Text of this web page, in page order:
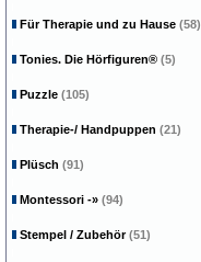
Für Therapie und zu Hause (58)
Tonies. Die Hörfiguren® (5)
Puzzle (105)
Therapie-/ Handpuppen (21)
Plüsch (91)
Montessori -» (94)
Stempel / Zubehör(51)